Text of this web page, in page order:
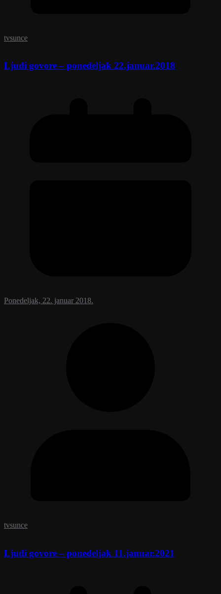
tvsunce
Ljudi govore – ponedeljak 22.januar.2018
Ponedeljak, 22. januar 2018.
tvsunce
Ljudi govore – ponedeljak 11.januar.2021